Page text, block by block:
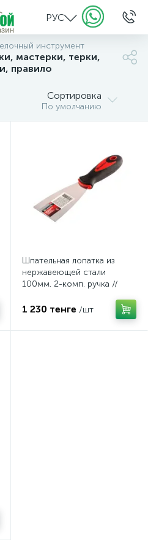
РУС
инструмент
мастерки, терки,
правило
Сортировка
По умолчанию
Шпательная лопатка из
нержавеющей стали
100мм. 2-комп. ручка //
1 230 тенге /шт